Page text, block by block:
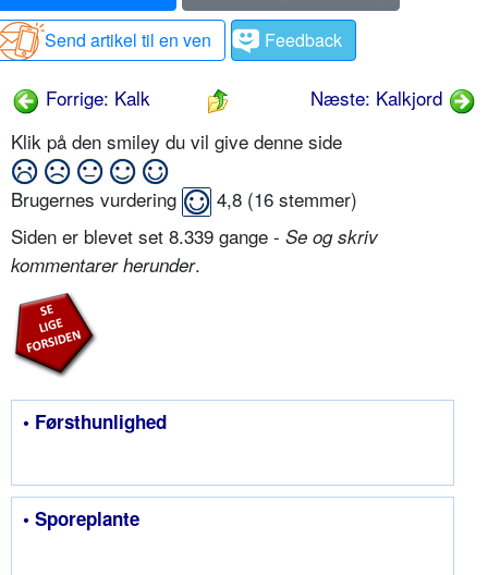
Send artikel til en ven
Feedback
Forrige: Kalk
Næste: Kalkjord
Klik på den smiley du vil give denne side
Brugernes vurdering 4,8 (16 stemmer)
Siden er blevet set 8.339 gange - Se og skriv
kommentarer herunder.
• Førsthunlighed
• Sporeplante